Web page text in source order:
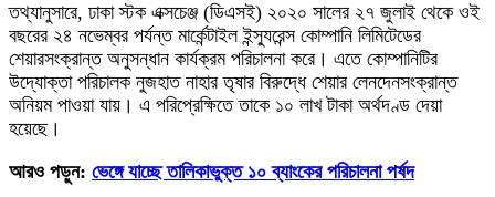
তথ্যানুসারে, ঢাকা স্টক এক্সচেঞ্জ (ডিএসই) ২০২০ সালের ২৭ জুলাই থেকে ওই
বছরের ২৪ নভেম্বর পর্যন্ত মার্কেন্টাইল ইন্স্যুরেন্স কোম্পানি লিমিটেডের
শেয়ারসংক্রান্ত অনুসন্ধান কার্যক্রম পরিচালনা করে। এতে কোম্পানিটির
উদ্যোক্তা পরিচালক নুজহাত নাহার তৃষার বিরুদ্ধে শেয়ার লেনদেনসংক্রান্ত
অনিয়ম পাওয়া যায়। এ পরিপ্রেক্ষিতে তাকে ১০ লাখ টাকা অর্থদণ্ড দেয়া
হয়েছে।
আরও পড়ুন: ভেঙ্গে যাচ্ছে তালিকাভুক্ত ১০ ব্যাংকের পরিচালনা পর্ষদ